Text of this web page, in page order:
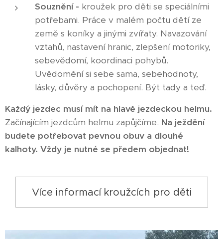
Souznění - kroužek pro děti se speciálními
potřebami. Práce v malém počtu dětí ze
země s koníky a jinými zvířaty. Navazování
vztahů, nastavení hranic, zlepšení motoriky,
sebevědomí, koordinaci pohybů.
Uvědomění si sebe sama, sebehodnoty,
lásky, důvěry a pochopení. Být tady a teď.
Každý jezdec musí mít na hlavě jezdeckou helmu.
Začínajícím jezdcům helmu zapůjčíme. Na ježdění
budete potřebovat pevnou obuv a dlouhé
kalhoty. Vždy je nutné se předem objednat!
Více informací kroužcích pro děti